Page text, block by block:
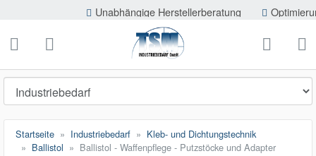
Unabhängige Herstellerberatung Optimierung der
schließen
Suche
Startseite Industriebedarf
Kleb- und Dichtungstechnik
Ballistol
Ballistol - Waffenpflege - Putzstöcke und Adapter